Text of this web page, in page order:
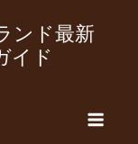
ンド最新
イド